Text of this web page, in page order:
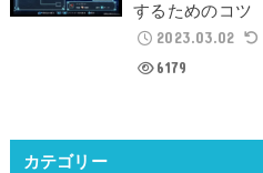
するためのコツ
2023.03.02
6179
カテゴリー